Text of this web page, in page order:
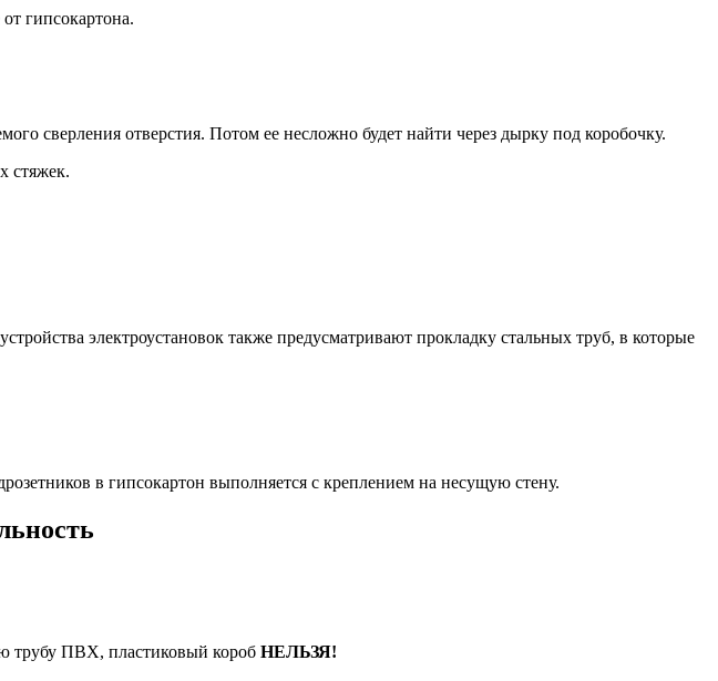
гипсокартона.
сверления отверстия. Потом ее несложно будет найти через дырку под коробочку.
стяжек.
электроустановок также предусматривают прокладку стальных труб, в которые
в гипсокартон выполняется с креплением на несущую стену.
трубу ПВХ, пластиковый короб НЕЛЬЗЯ!